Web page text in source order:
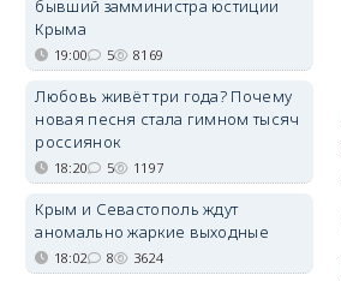
бывший замминистра юстиции
Крыма
19:00 5 8169
Любовь живёт три года? Почему
новая песня стала гимном тысяч
россиянок
18:20 5 1197
Крым и Севастополь ждут
аномально жаркие выходные
18:02 8 3624